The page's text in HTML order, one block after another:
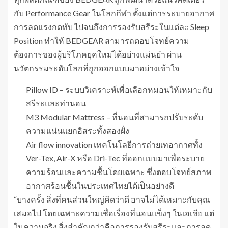
กับ Performance Gear ในโลกกีฬา ตั้งแต่การระบายอากาศ
การลดแรงกดทับ ไปจนถึงการรองรับสรีระในแต่ละ Sleep
Position ทำให้ BEDGEAR สามารถตอบโจทย์ความ
ต้องการของผู้บริโภคยุคใหม่ได้อย่างแม่นยำ ผ่าน
นวัตกรรมระดับโลกที่ถูกออกแบบมาอย่างเข้าใจ
Pillow ID – ระบบวิเคราะห์เพื่อเลือกหมอนให้เหมาะกับ
สรีระและท่านอน
M3 Modular Mattress – ที่นอนที่สามารถปรับระดับ
ความแน่นแยกอิสระทั้งสองฝั่ง
Air flow innovation เทคโนโลยีการถ่ายเทอากาศทั้ง
Ver-Tex, Air-X หรือ Dri-Tec ที่ออกแบบมาเพื่อระบาย
ความร้อนและความชื้นโดยเฉพาะ ซึ่งตอบโจทย์สภาพ
อากาศร้อนชื้นในประเทศไทยได้เป็นอย่างดี
“บางครั้ง สิ่งที่คนส่วนใหญ่คิดว่าดี อาจไม่ได้เหมาะกับคุณ
เสมอไป โดยเฉพาะความเชื่อเรื่องที่นอนแข็งๆ ในเอเชีย แต่